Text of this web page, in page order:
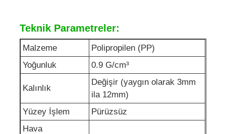
Teknik Parametreler:
Malzeme
Polipropilen (PP)
Yoğunluk
0.9 G/cm³
Kalınlık
Değişir (yaygın olarak 3mm
ila 12mm)
Yüzey İşlem
Pürüzsüz
Hava